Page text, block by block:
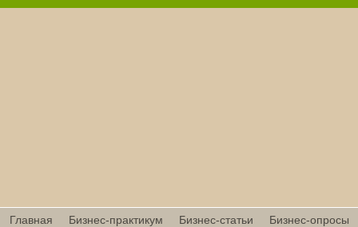
Главная Бизнес-практикум Бизнес-статьи
Бизнес-опросы